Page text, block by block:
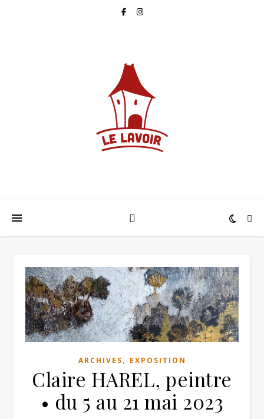
ARCHIVES, EXPOSITION
Claire HAREL, peintre
• du 5 au 21 mai 2023